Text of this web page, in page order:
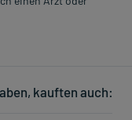
kauften auch: